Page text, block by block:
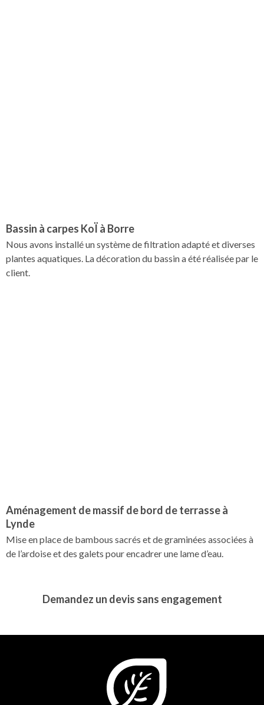
Bassin à carpes KoÏ à Borre
Nous avons installé un système de filtration adapté et diverses
plantes aquatiques. La décoration du bassin a été réalisée par le
client.
Aménagement de massif de bord de terrasse à
Lynde
Mise en place de bambous sacrés et de graminées associées à
de l’ardoise et des galets pour encadrer une lame d’eau.
Demandez un devis sans engagement